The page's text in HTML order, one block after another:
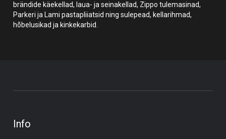
brändide käekellad, laua- ja seinakellad, Zippo tulemasinad,
Parkeri ja Lami pastapliiatsid ning sulepead, kellarihmad,
hõbelusikad ja kinkekarbid.
Info